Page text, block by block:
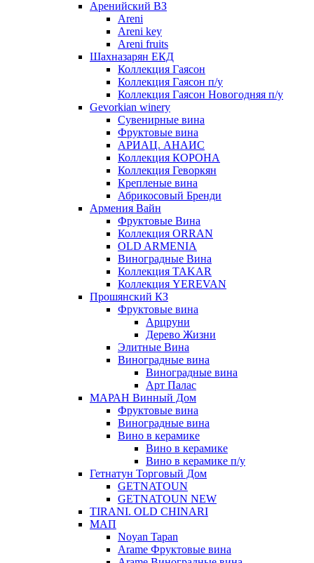
Аренийский ВЗ
Areni
Areni key
Areni fruits
Шахназарян ЕКД
Коллекция Гаясон
Коллекция Гаясон п/у
Коллекция Гаясон Новогодняя п/у
Gevorkian winery
Сувенирные вина
Фруктовые вина
АРИАЦ. АНАИС
Коллекция КОРОНА
Коллекция Геворкян
Крепленые вина
Абрикосовый Бренди
Армения Вайн
Фруктовые Вина
Коллекция ORRAN
OLD ARMENIA
Виноградные Вина
Коллекция TAKAR
Коллекция YEREVAN
Прошянский КЗ
Фруктовые вина
Арцруни
Дерево Жизни
Элитные Вина
Виноградные вина
Виноградные вина
Арт Палас
МАРАН Винный Дом
Фруктовые вина
Виноградные вина
Вино в керамике
Вино в керамике
Вино в керамике п/у
Гетнатун Торговый Дом
GETNATOUN
GETNATOUN NEW
TIRANI. OLD CHINARI
МАП
Noyan Tapan
Arame Фруктовые вина